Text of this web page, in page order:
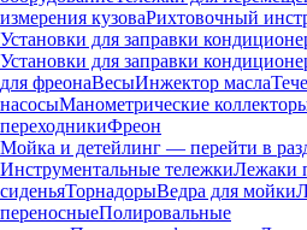
измерения кузоваРихтовочный
Установки для заправки
Установки для заправки
для фреонаВесыИнжектор масла
насосыМанометрические
переходникиФреон
Мойка и детейлинг — перейти в
Инструментальные тележкиЛежаки
сиденьяТорнадорыВедра для мойки
переносныеПолировальные